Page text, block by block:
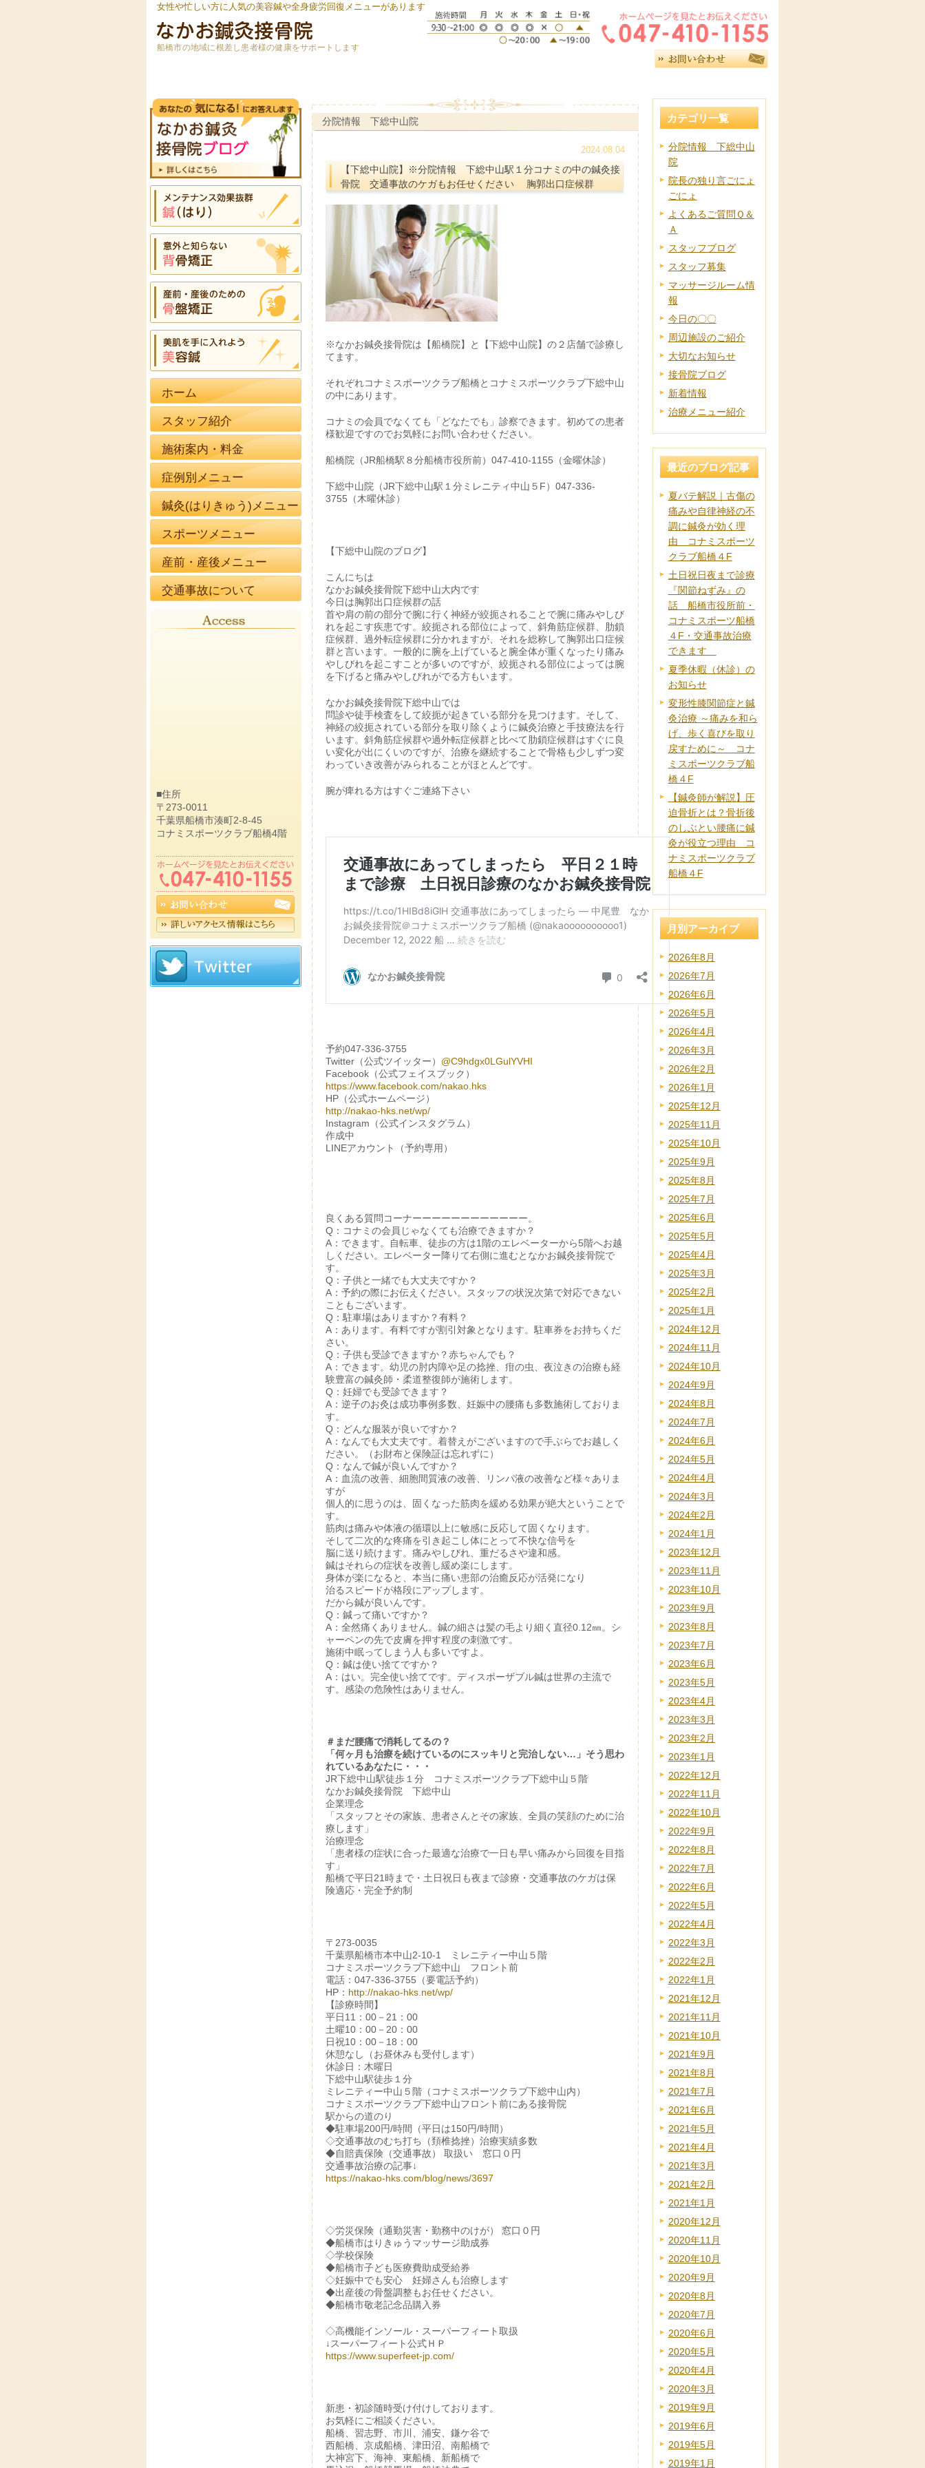
女性や忙しい方に人気の美容鍼や全身疲労回復メニューがあります
船橋市の地域に根差し患者様の健康をサポートします
分院情報 下総中山院
2024.08.04
【下総中山院】※分院情報 下総中山駅１分コナミの中の鍼灸接
骨院 交通事故のケガもお任せください 胸郭出口症候群
※なかお鍼灸接骨院は【船橋院】と【下総中山院】の２店舗で診療し
てます。
それぞれコナミスポーツクラブ船橋とコナミスポーツクラブ下総中山
の中にあります。
コナミの会員でなくても「どなたでも」診察できます。初めての患者
様歓迎ですのでお気軽にお問い合わせください。
船橋院（JR船橋駅８分船橋市役所前）047-410-1155（金曜休診）
下総中山院（JR下総中山駅１分ミレニティ中山５F）047-336-
3755（木曜休診）
【下総中山院のブログ】
こんにちは
なかお鍼灸接骨院下総中山大内です
今日は胸郭出口症候群の話
首や肩の前の部分で腕に行く神経が絞扼されることで腕に痛みやしび
れを起こす疾患です。絞扼される部位によって、斜角筋症候群、肋鎖
症候群、過外転症候群に分かれますが、それを総称して胸郭出口症候
群と言います。一般的に腕を上げていると腕全体が重くなったり痛み
やしびれを起こすことが多いのですが、絞扼される部位によっては腕
を下げると痛みやしびれがでる方もいます。
なかお鍼灸接骨院下総中山では
問診や徒手検査をして絞扼が起きている部分を見つけます。そして、
神経の絞扼されている部分を取り除くように鍼灸治療と手技療法を行
います。斜角筋症候群や過外転症候群と比べて肋鎖症候群はすぐに良
い変化が出にくいのですが、治療を継続することで骨格も少しずつ変
わっていき改善がみられることがほとんどです。
腕が痺れる方はすぐご連絡下さい
予約047-336-3755
Twitter（公式ツイッター） @C9hdgx0LGulYVHI
Facebook（公式フェイスブック）
https://www.facebook.com/nakao.hks
HP（公式ホームページ）
http://nakao-hks.net/wp/
Instagram（公式インスタグラム）
作成中
LINEアカウント（予約専用）
良くある質問コーナーーーーーーーーーーーー。
Q：コナミの会員じゃなくても治療できますか？
A：できます。自転車、徒歩の方は1階のエレベーターから5階へお越
しください。エレベーター降りて右側に進むとなかお鍼灸接骨院で
す。
Q：子供と一緒でも大丈夫ですか？
A：予約の際にお伝えください。スタッフの状況次第で対応できない
こともございます。
Q：駐車場はありますか？有料？
A：あります。有料ですが割引対象となります。駐車券をお持ちくだ
さい。
Q：子供も受診できますか？赤ちゃんでも？
A：できます。幼児の肘内障や足の捻挫、疳の虫、夜泣きの治療も経
験豊富の鍼灸師・柔道整復師が施術します。
Q：妊婦でも受診できます？
A：逆子のお灸は成功事例多数、妊娠中の腰痛も多数施術しておりま
す。
Q：どんな服装が良いですか？
A：なんでも大丈夫です。着替えがございますので手ぶらでお越しく
ださい。（お財布と保険証は忘れずに）
Q：なんで鍼が良いんですか？
A：血流の改善、細胞間質液の改善、リンパ液の改善など様々ありま
すが
個人的に思うのは、固くなった筋肉を緩める効果が絶大ということで
す。
筋肉は痛みや体液の循環以上に敏感に反応して固くなります。
そして二次的な疼痛を引き起こし体にとって不快な信号を
脳に送り続けます。痛みやしびれ、重だるさや違和感。
鍼はそれらの症状を改善し緩め楽にします。
身体が楽になると、本当に痛い患部の治癒反応が活発になり
治るスピードが格段にアップします。
だから鍼が良いんです。
Q：鍼って痛いですか？
A：全然痛くありません。鍼の細さは髪の毛より細く直径0.12㎜。シ
ャーペンの先で皮膚を押す程度の刺激です。
施術中眠ってしまう人も多いですよ。
Q：鍼は使い捨てですか？
A：はい。完全使い捨てです。ディスポーザブル鍼は世界の主流で
す。感染の危険性はありません。
＃まだ腰痛で消耗してるの？
「何ヶ月も治療を続けているのにスッキリと完治しない…」そう思わ
れているあなたに・・・
JR下総中山駅徒歩１分 コナミスポーツクラブ下総中山５階
なかお鍼灸接骨院 下総中山
企業理念
「スタッフとその家族、患者さんとその家族、全員の笑顔のために治
療します」
治療理念
「患者様の症状に合った最適な治療で一日も早い痛みから回復を目指
す」
船橋で平日21時まで・土日祝日も夜まで診療・交通事故のケガは保
険適応・完全予約制
〒273-0035
千葉県船橋市本中山2-10-1 ミレニティー中山５階
コナミスポーツクラブ下総中山 フロント前
電話：047-336-3755（要電話予約）
HP： http://nakao-hks.net/wp/
【診療時間】
平日11：00－21：00
土曜10：00－20：00
日祝10：00－18：00
休憩なし（お昼休みも受付します）
休診日：木曜日
下総中山駅徒歩１分
ミレニティー中山５階（コナミスポーツクラブ下総中山内）
コナミスポーツクラブ下総中山フロント前にある接骨院
駅からの道のり
◆駐車場200円/時間（平日は150円/時間）
◇交通事故のむち打ち（頚椎捻挫）治療実績多数
◆自賠責保険（交通事故） 取扱い 窓口０円
交通事故治療の記事↓
https://nakao-hks.com/blog/news/3697
◇労災保険（通勤災害・勤務中のけが） 窓口０円
◆船橋市はりきゅうマッサージ助成券
◇学校保険
◆船橋市子ども医療費助成受給券
◇妊娠中でも安心 妊婦さんも治療します
◆出産後の骨盤調整もお任せください。
◆船橋市敬老記念品購入券
◇高機能インソール・スーパーフィート取扱
↓スーパーフィート公式ＨＰ
https://www.superfeet-jp.com/
新患・初診随時受け付けしております。
お気軽にご相談ください。
船橋、習志野、市川、浦安、鎌ケ谷で
西船橋、京成船橋、津田沼、南船橋で
大神宮下、海神、東船橋、新船橋で
カテゴリ一覧
分院情報 下総中山
院
院長の独り言ごにょ
ごにょ
よくあるご質問Ｑ＆
Ａ
スタッフブログ
スタッフ募集
マッサージルーム情
報
今日の〇〇
周辺施設のご紹介
大切なお知らせ
接骨院ブログ
新着情報
治療メニュー紹介
最近のブログ記事
夏バテ解説｜古傷の
痛みや自律神経の不
調に鍼灸が効く理
由 コナミスポーツ
クラブ船橋４F
土日祝日夜まで診療
『関節ねずみ』の
話 船橋市役所前・
コナミスポーツ船橋
４F・交通事故治療
できます
夏季休暇（休診）の
お知らせ
変形性膝関節症と鍼
灸治療 ～痛みを和ら
げ、歩く喜びを取り
戻すために～ コナ
ミスポーツクラブ船
橋４F
【鍼灸師が解説】圧
迫骨折とは？骨折後
のしぶとい腰痛に鍼
灸が役立つ理由 コ
ナミスポーツクラブ
船橋４F
月別アーカイブ
2026年8月
2026年7月
2026年6月
2026年5月
2026年4月
2026年3月
2026年2月
2026年1月
2025年12月
2025年11月
2025年10月
2025年9月
2025年8月
2025年7月
2025年6月
2025年5月
2025年4月
2025年3月
2025年2月
2025年1月
2024年12月
2024年11月
2024年10月
2024年9月
2024年8月
2024年7月
2024年6月
2024年5月
2024年4月
2024年3月
2024年2月
2024年1月
2023年12月
2023年11月
2023年10月
2023年9月
2023年8月
2023年7月
2023年6月
2023年5月
2023年4月
2023年3月
2023年2月
2023年1月
2022年12月
2022年11月
2022年10月
2022年9月
2022年8月
2022年7月
2022年6月
2022年5月
2022年4月
2022年3月
2022年2月
2022年1月
2021年12月
2021年11月
2021年10月
2021年9月
2021年8月
2021年7月
2021年6月
2021年5月
2021年4月
2021年3月
2021年2月
2021年1月
2020年12月
2020年11月
2020年10月
2020年9月
2020年8月
2020年7月
2020年6月
2020年5月
2020年4月
2020年3月
2019年9月
2019年6月
2019年5月
2019年1月
ホーム
スタッフ紹介
施術案内・料金
症例別メニュー
鍼灸(はりきゅう)メニュー
スポーツメニュー
産前・産後メニュー
交通事故について
■住所
〒273-0011
千葉県船橋市湊町2-8-45
コナミスポーツクラブ船橋4階